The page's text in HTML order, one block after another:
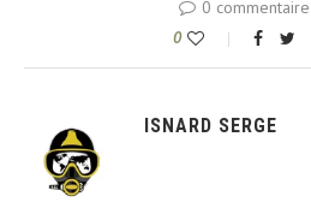
0 commentaire
0
ISNARD SERGE